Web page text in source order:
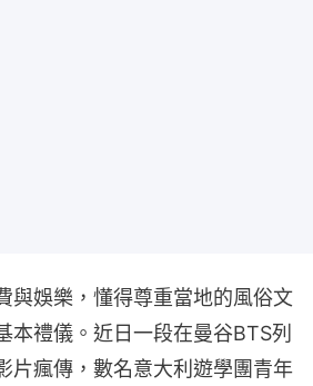
與娛樂，懂得尊重當地的風俗文
本禮儀。近日一段在曼谷BTS列
片瘋傳，數名意大利遊學團青年